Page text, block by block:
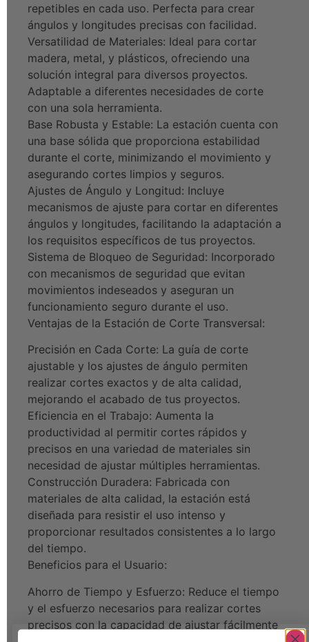
repetibles en cada uso. Perfecta para crear
ángulos y longitudes precisas con facilidad.
Versatilidad de Materiales: Ideal para cortar
madera, metal, y plásticos, ofreciendo una
solución integral para diversos proyectos.
Adaptable a diferentes necesidades de corte
con una sola herramienta.
Base Robusta y Estable: La estación cuenta con
una base sólida que proporciona estabilidad
durante el corte, minimizando el movimiento y
asegurando cortes limpios y seguros.
Ajustes de Ángulo y Longitud: Incluye
mecanismos de ajuste para cortar en diferentes
ángulos y longitudes, facilitando la adaptación a
los requisitos específicos de tus proyectos.
Sistema de Bloqueo de Seguridad: Incorporado
con mecanismos de seguridad que evitan
movimientos indeseados y aseguran un
funcionamiento seguro durante el uso.
Ventajas de la Estación de Corte Transversal:
Precisión en Cada Corte: La guía de corte
ajustable y los ajustes de ángulo permiten
realizar cortes exactos y de alta calidad,
mejorando el acabado de tus proyectos.
Eficiencia en el Trabajo: Aumenta la
productividad al permitir cortes rápidos y
precisos en una variedad de materiales sin
necesidad de ajustar múltiples herramientas.
Construcción Duradera: Fabricada con
materiales de alta calidad, la estación está
diseñada para resistir el uso intenso y
proporcionar resultados consistentes a lo largo
del tiempo.
Beneficios para el Usuario:
Ahorro de Tiempo y Esfuerzo: Reduce el tiempo
y el esfuerzo necesarios para realizar cortes
precisos con la capacidad de ajustar fácilmente